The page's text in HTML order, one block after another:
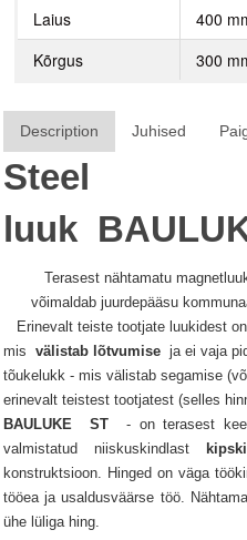
Laius
400
Kõrgus
300
Description Juhised
Steel
luuk
Terasest nähtamatu
võimaldab juurdepääsu
Erinevalt teiste tootjate luukidest
mis välistab lõtvumise ja ei vaja
tõukelukk - mis välistab segamise
erinevalt teistest tootjatest (selles
BAULUKE
ST- on terasest
valmistatud niiskuskindlast
konstruktsioon. Hinged on väga
tööea ja usaldusväärse töö.
ühe lüliga hing.